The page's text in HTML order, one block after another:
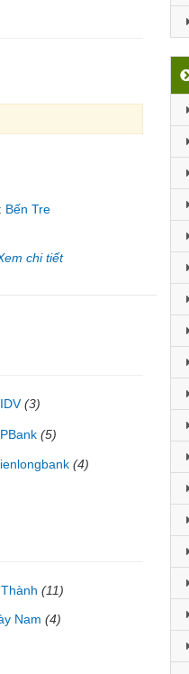
Bến Tre
chi tiết
(3)
(5)
(4)
(11)
Nam (4)